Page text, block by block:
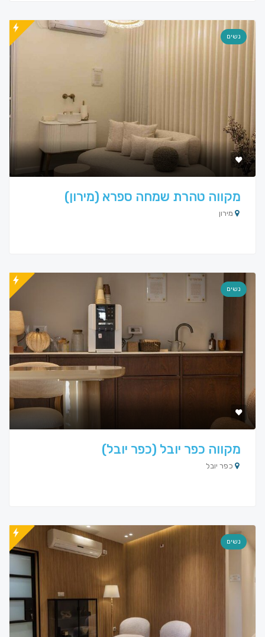
נשים
מקווה טהרת שמחה ספרא (מירון)
מירון
נשים
מקווה כפר יובל (כפר יובל)
כפר יובל
נשים